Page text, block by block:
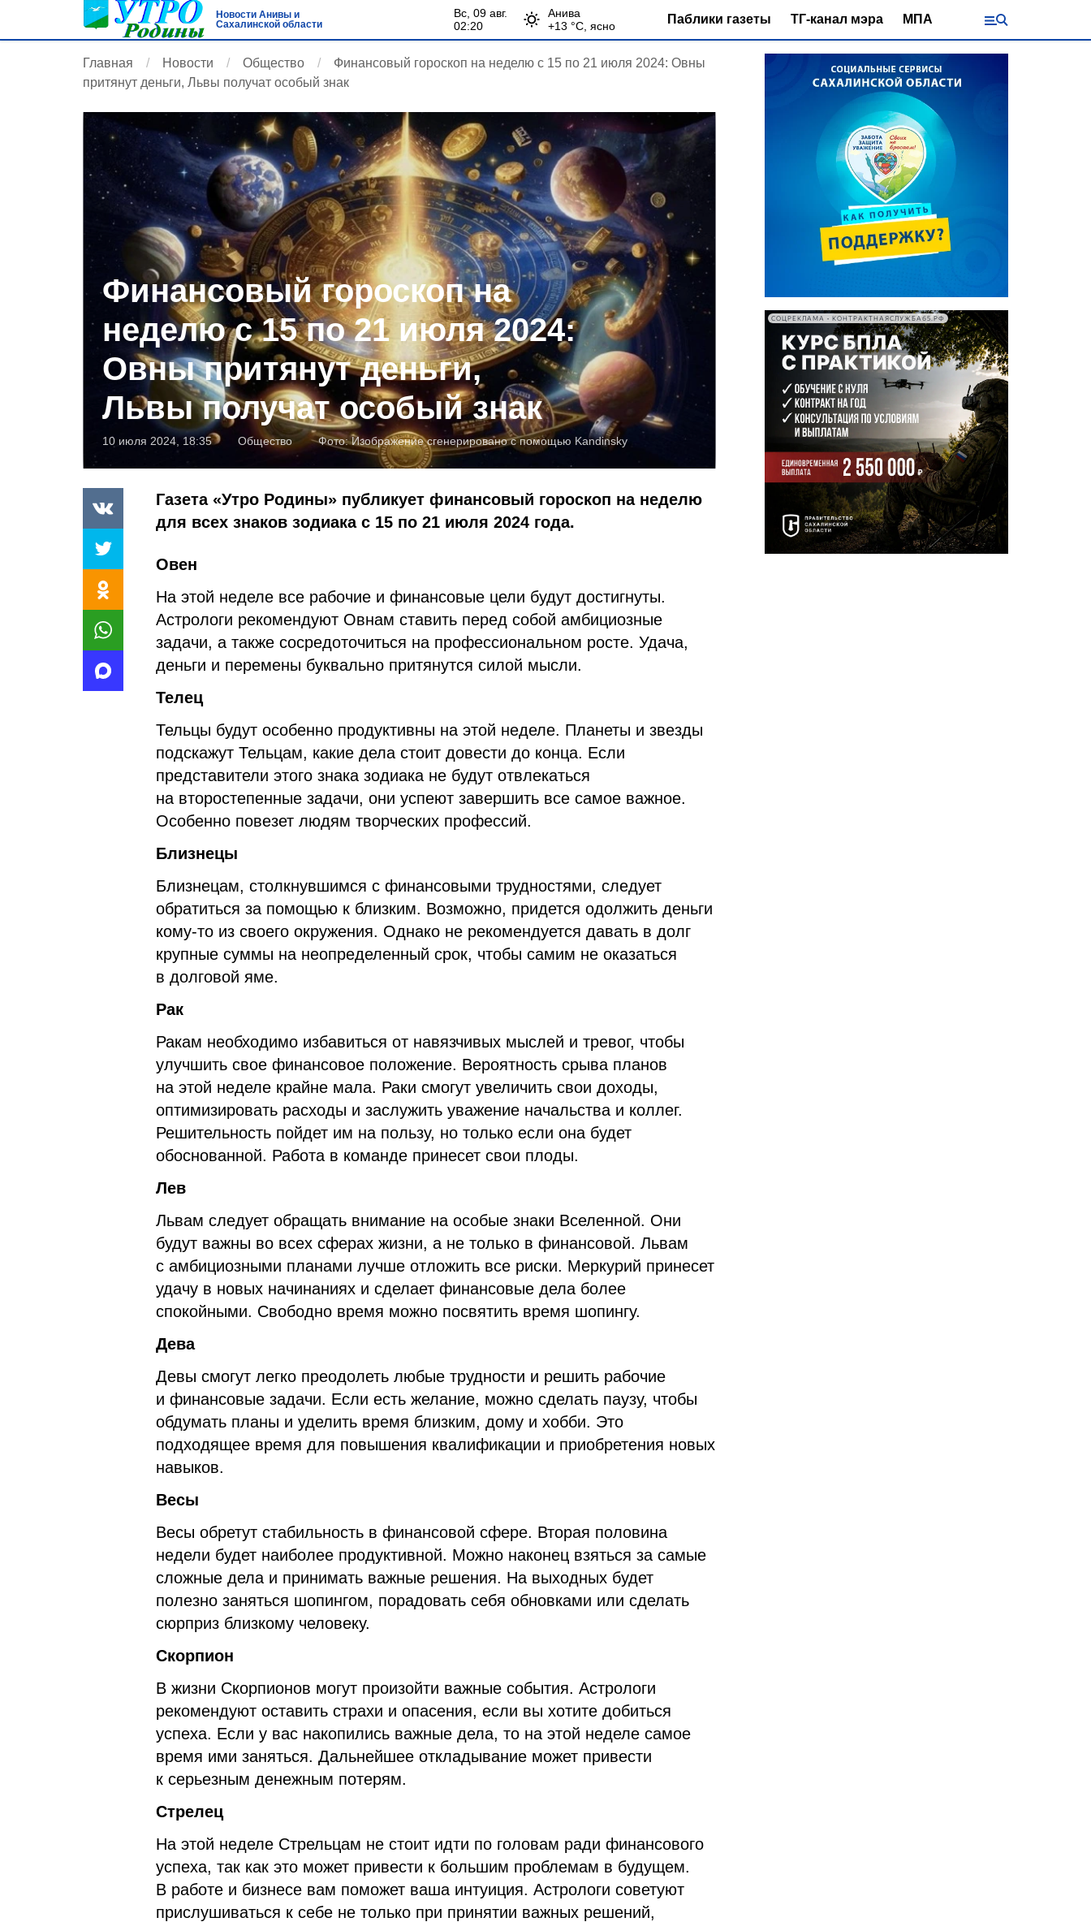
Новости Анивы и
Сахалинской области
вс, 09 авг.
02:20
Анива
+13 °С, ясно Паблики газеты ТГ-канал мэра МПА
Главная Новости Общество
Финансовый гороскоп на неделю с 15 по 21 июля 2024: Овны
притянут деньги, Львы получат особый знак
Финансовый гороскоп на
неделю с 15 по 21 июля 2024:
Овны притянут деньги,
Львы получат особый знак
10 июля 2024, 18:35 Общество Фото:Изображение сгенерировано с помощью Kandinsky
Газета «Утро Родины» публикует финансовый гороскоп на неделю
для всех знаков зодиака с 15 по 21 июля 2024 года.
Овен
На этой неделе все рабочие и финансовые цели будут достигнуты.
Астрологи рекомендуют Овнам ставить перед собой амбициозные
задачи, а также сосредоточиться на профессиональном росте. Удача,
деньги и перемены буквально притянутся силой мысли.
Телец
Тельцы будут особенно продуктивны на этой неделе. Планеты и звезды
подскажут Тельцам, какие дела стоит довести до конца. Если
представители этого знака зодиака не будут отвлекаться
на второстепенные задачи, они успеют завершить все самое важное.
Особенно повезет людям творческих профессий.
Близнецы
Близнецам, столкнувшимся с финансовыми трудностями, следует
обратиться за помощью к близким. Возможно, придется одолжить деньги
кому-то из своего окружения. Однако не рекомендуется давать в долг
крупные суммы на неопределенный срок, чтобы самим не оказаться
в долговой яме.
Рак
Ракам необходимо избавиться от навязчивых мыслей и тревог, чтобы
улучшить свое финансовое положение. Вероятность срыва планов
на этой неделе крайне мала. Раки смогут увеличить свои доходы,
оптимизировать расходы и заслужить уважение начальства и коллег.
Решительность пойдет им на пользу, но только если она будет
обоснованной. Работа в команде принесет свои плоды.
Лев
Львам следует обращать внимание на особые знаки Вселенной. Они
будут важны во всех сферах жизни, а не только в финансовой. Львам
с амбициозными планами лучше отложить все риски. Меркурий принесет
удачу в новых начинаниях и сделает финансовые дела более
спокойными. Свободно время можно посвятить время шопингу.
Дева
Девы смогут легко преодолеть любые трудности и решить рабочие
и финансовые задачи. Если есть желание, можно сделать паузу, чтобы
обдумать планы и уделить время близким, дому и хобби. Это
подходящее время для повышения квалификации и приобретения новых
навыков.
Весы
Весы обретут стабильность в финансовой сфере. Вторая половина
недели будет наиболее продуктивной. Можно наконец взяться за самые
сложные дела и принимать важные решения. На выходных будет
полезно заняться шопингом, порадовать себя обновками или сделать
сюрприз близкому человеку.
Скорпион
В жизни Скорпионов могут произойти важные события. Астрологи
рекомендуют оставить страхи и опасения, если вы хотите добиться
успеха. Если у вас накопились важные дела, то на этой неделе самое
время ими заняться. Дальнейшее откладывание может привести
к серьезным денежным потерям.
Стрелец
На этой неделе Стрельцам не стоит идти по головам ради финансового
успеха, так как это может привести к большим проблемам в будущем.
В работе и бизнесе вам поможет ваша интуиция. Астрологи советуют
прислушиваться к себе не только при принятии важных решений,
СОЦРЕКЛАМА • КОНТРАКТНАЯСЛУЖБА65.РФ